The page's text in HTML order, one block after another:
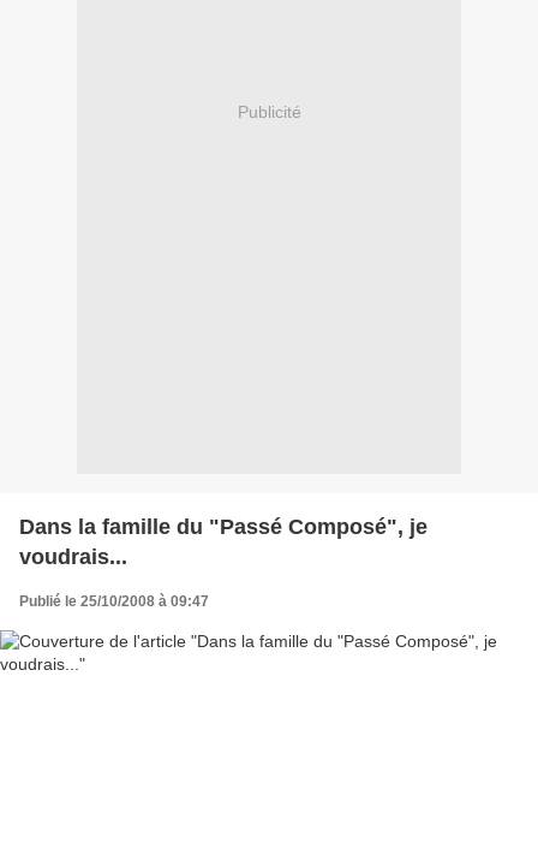
Publicité
Dans la famille du "Passé Composé", je
voudrais...
Publié le 25/10/2008 à 09:47